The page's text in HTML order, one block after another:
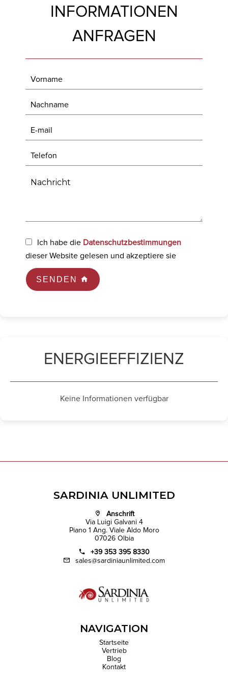
INFORMATIONEN
ANFRAGEN
Ich habe die Datenschutzbestimmungen
dieser Website gelesen und akzeptiere sie
SENDEN
ENERGIEEFFIZIENZ
Keine Informationen verfügbar
SARDINIA UNLIMITED
Anschrift
Via Luigi Galvani 4
Piano 1 Ang. Viale Aldo Moro
07026 Olbia
+39 353 395 8330
sales@sardiniaunlimited.com
NAVIGATION
Startseite
Vertrieb
Blog
Kontakt